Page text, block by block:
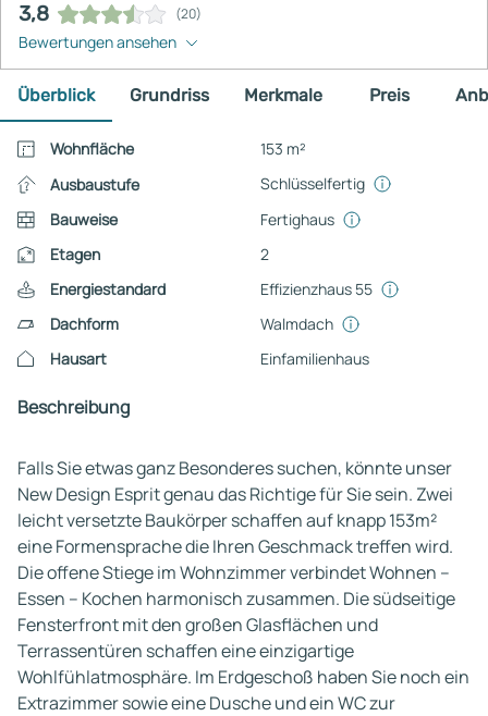
3,8 (20)
Bewertungen ansehen
Überblick Grundriss Merkmale Preis
Wohnfläche
153 m²
Ausbaustufe
Schlüsselfertig
Bauweise
Fertighaus
Etagen
2
Energiestandard
Effizienzhaus 55
Dachform
Walmdach
Hausart
Einfamilienhaus
Beschreibung
Falls Sie etwas ganz Besonderes suchen, könnte unser
New Design Esprit genau das Richtige für Sie sein. Zwei
leicht versetzte Baukörper schaffen auf knapp 153m²
eine Formensprache die Ihren Geschmack treffen wird.
Die offene Stiege im Wohnzimmer verbindet Wohnen –
Essen – Kochen harmonisch zusammen. Die südseitige
Fensterfront mit den großen Glasflächen und
Terrassentüren schaffen eine einzigartige
Wohlfühlatmosphäre. Im Erdgeschoß haben Sie noch ein
Extrazimmer sowie eine Dusche und ein WC zur